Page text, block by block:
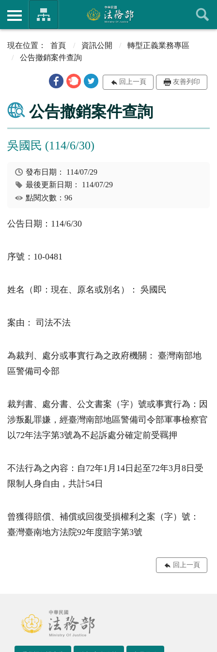
首頁 資訊公開
轉型正義業務專區
公告撤銷案件查詢
回上一頁 友善列印
公告撤銷案件查詢
吳國民 (114/6/30)
發布日期： 114/07/29
最後更新日期： 114/07/29
點閱次數：96
公告日期： 114/6/30
序號：10-0481
姓名（即：現在、原名或別名）： 吳國民
案由： 司法不法
為裁判、處分或事實行為之政府機關： 臺灣南部地
區警備司令部
裁判書、處分書、公文書案（字）號或事實行為：因
涉叛亂罪嫌，經臺灣南部地區警備司令部軍事檢察官
以72年法字第3號為不起訴處分確定前受羈押
不法行為之內容：自72年1月14日起至72年3月8日受
限制人身自由，共計54日
曾獲得賠償、補償或回復受損權利之案（字）號：
臺灣臺南地方法院92年度賠字第3號
回上一頁